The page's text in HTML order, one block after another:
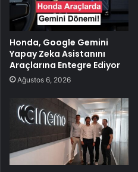
Honda, Google Gemini
Yapay Zeka Asistanını
Araçlarına Entegre Ediyor
Ağustos 6, 2026